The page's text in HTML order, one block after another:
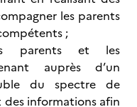
les parents
;
parents et les
auprès d’un
du spectre de
des informations afin